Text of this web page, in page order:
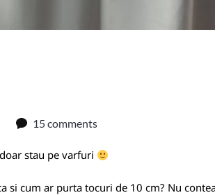
15 comments
stau pe varfuri
si cum ar purta tocuri de 10 cm? Nu